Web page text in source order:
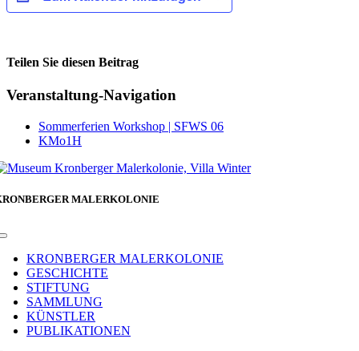
Teilen Sie diesen Beitrag
Facebook
Veranstaltung-Navigation
Sommerferien Workshop | SFWS 06
KMo1H
MALERKOLONIE
Toggle
NavigationKRONBERGER MALERKOLONIE
GESCHICHTE
STIFTUNG
SAMMLUNG
KÜNSTLER
PUBLIKATIONEN